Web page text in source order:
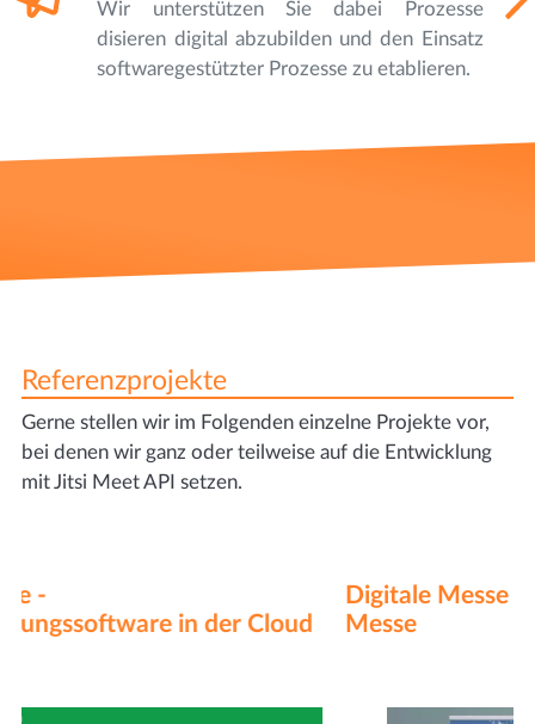
Wir unterstützen Sie dabei Prozesse
disieren digital abzubilden und den Einsatz
softwaregestützter Prozesse zu etablieren.
Referenzprojekte
Gerne stellen wir im Folgenden einzelne Projekte vor,
bei denen wir ganz oder teilweise auf die Entwicklung
mit Jitsi Meet API setzen.
Digitale Messe - Aufbau einer digitalen
Messe